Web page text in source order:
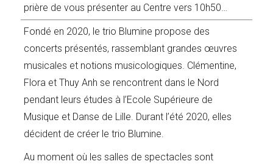
prière de vous présenter au Centre vers 10h50…
Fondé en 2020, le trio Blumine propose des
concerts présentés, rassemblant grandes œuvres
musicales et notions musicologiques. Clémentine,
Flora et Thuy Anh se rencontrent dans le Nord
pendant leurs études à l’Ecole Supérieure de
Musique et Danse de Lille. Durant l’été 2020, elles
décident de créer le trio Blumine.
Au moment où les salles de spectacles sont